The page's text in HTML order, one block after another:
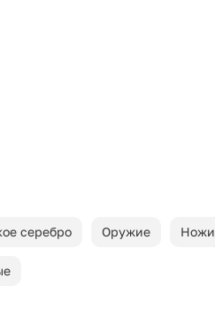
серебро Оружие Ножи